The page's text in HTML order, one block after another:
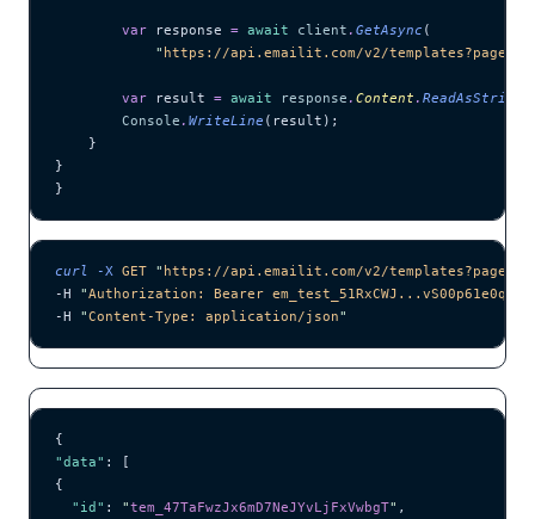
        var
response = await client . GetAsync (
            "
https://api.emailit.com/v2/
        var
result = await response . Content .
        Console
. WriteLine (result);
    }
}
}
curl -X GET " https://api.emailit.com/v2/
-H "Authorization: Bearer em_test_51RxCWJ...vS00p61e0qRE
-H "Content-Type: application/json"
{
"data" : [
{
  "id"
: "tem_47TaFwzJx6mD7NeJYvLjFxVwbgT" ,